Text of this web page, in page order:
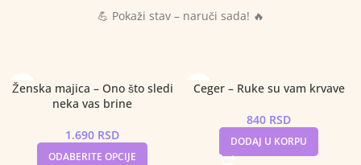
💪 Pokaži stav – naruči sada! 🔥
Ženska majica – Ono što sledi
neka vas brine
1.690 RSD
ODABERITE OPCIJE
Ceger – Ruke su vam krvave
840 RSD
DODAJ U KORPU